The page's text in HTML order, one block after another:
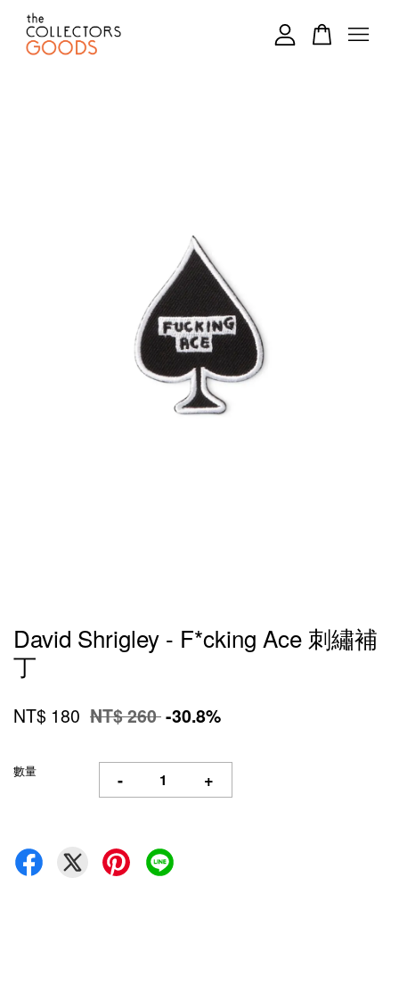
David Shrigley - F*cking Ace 刺繡補
丁
NT$ 180 NT$ 260-30.8%
數量 - +